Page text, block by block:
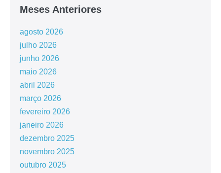
Meses Anteriores
agosto 2026
julho 2026
junho 2026
maio 2026
abril 2026
março 2026
fevereiro 2026
janeiro 2026
dezembro 2025
novembro 2025
outubro 2025